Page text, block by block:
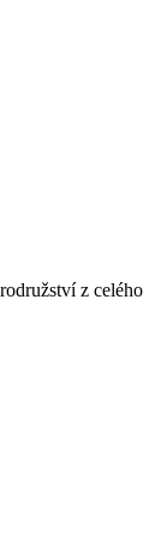
z celého